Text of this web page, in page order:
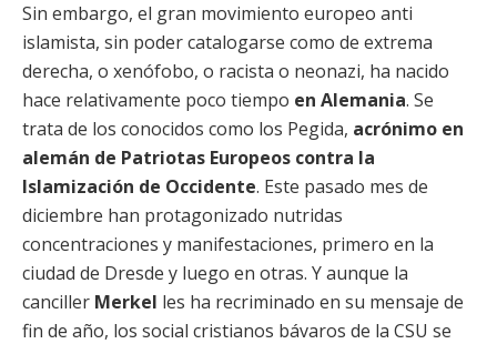
Sin embargo, el gran movimiento europeo anti
islamista, sin poder catalogarse como de extrema
derecha, o xenófobo, o racista o neonazi, ha nacido
hace relativamente poco tiempo en Alemania. Se
trata de los conocidos como los Pegida, acrónimo en
alemán de Patriotas Europeos contra la
Islamización de Occidente. Este pasado mes de
diciembre han protagonizado nutridas
concentraciones y manifestaciones, primero en la
ciudad de Dresde y luego en otras. Y aunque la
canciller Merkel les ha recriminado en su mensaje de
fin de año, los social cristianos bávaros de la CSU se